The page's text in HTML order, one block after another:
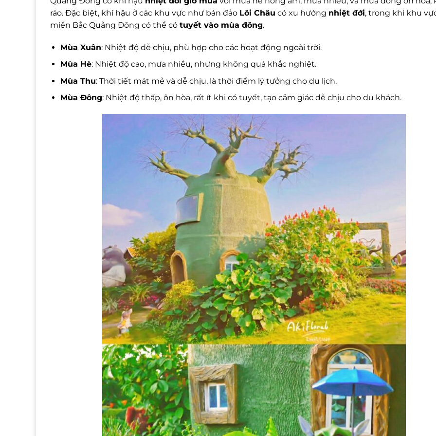
ráo. Đặc biệt, khí hậu ở các khu vực như bán đảo Lôi Châu có xu hướng nhiệt đới, trong khi khu
miền Bắc Quảng Đông có thể có tuyết vào mùa đông.
Mùa Xuân: Nhiệt độ dễ chịu, phù hợp cho các hoạt động ngoài trời.
Mùa Hè: Nhiệt độ cao, mưa nhiều, nhưng không quá khắc nghiệt.
Mùa Thu: Thời tiết mát mẻ và dễ chịu, là thời điểm lý tưởng cho du lịch.
Mùa Đông: Nhiệt độ thấp, ôn hòa, rất ít khi có tuyết, tạo cảm giác dễ chịu cho du khách.